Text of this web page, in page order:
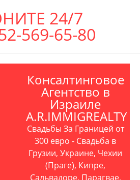
24/7
569-65-80
Консалтинговое
Агентство в
Израиле
A.R.IMMIGREALTY
Свадьбы За Границей от
300 евро - Свадьба в
Грузии, Украине, Чехии
(Праге), Кипре,
Сальвадоре, Парагвае,